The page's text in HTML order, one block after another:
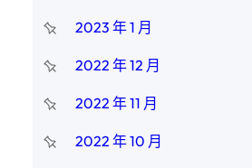
2023 年 1 月
2022 年 12 月
2022 年 11 月
2022 年 10 月